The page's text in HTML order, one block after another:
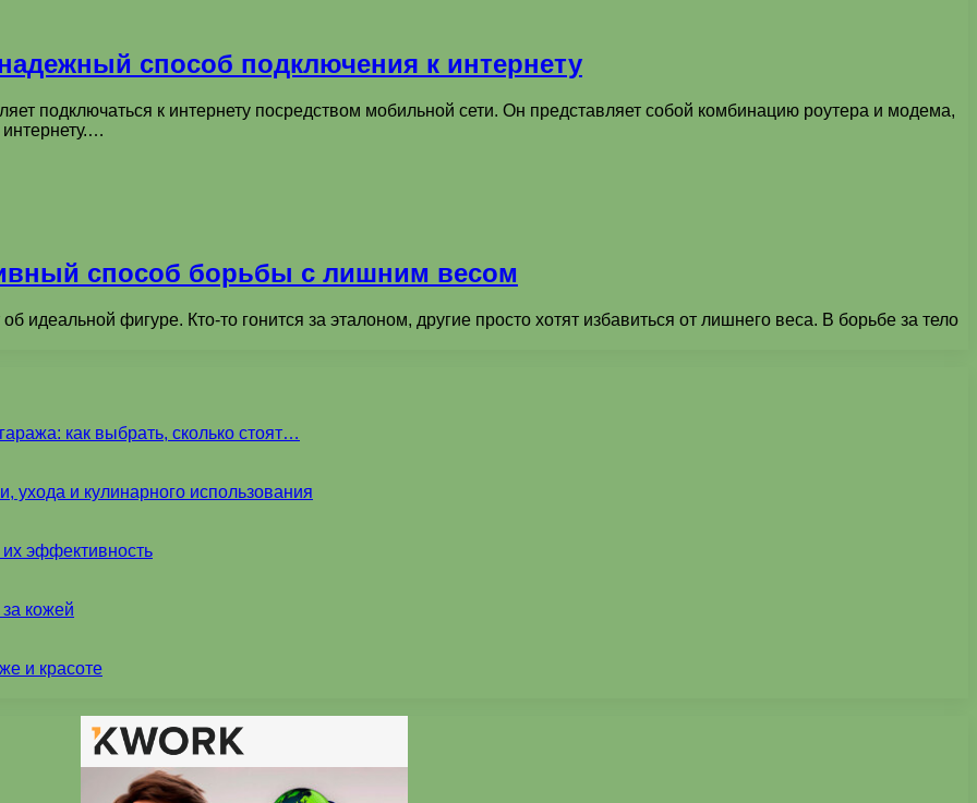
способ подключения к интернету
подключаться к интернету посредством мобильной сети. Он представляет собой комбинацию роутера и модема,
способ борьбы с лишним весом
идеальной фигуре. Кто-то гонится за эталоном, другие просто хотят избавиться от лишнего веса. В борьбе за тело
как выбрать, сколько стоят…
ухода и кулинарного использования
эффективность
кожей
и красоте